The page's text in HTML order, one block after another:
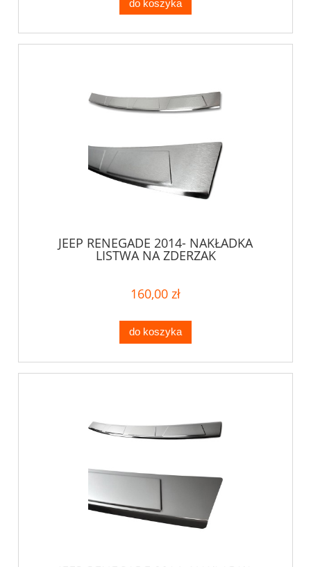
do koszyka
JEEP RENEGADE 2014- NAKŁADKA
LISTWA NA ZDERZAK
160,00 zł
do koszyka